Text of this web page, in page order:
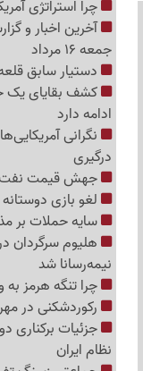
چرا استراتژی
آخرین اخبار و
جمعه 16 مرداد
دستیار سابق
کشف بقایای یک
ادامه دارد
نگرانی
درگیری
جهش قیمت نفت؛ برنت به 83.48
لغو بازی
سایه حملات بر
هلیوم سرگردان
نیمه‌رسانا شد
چرا تنگه هرمز
رکوردشکنی در مهران؛ عبور
جزئیات
نظام ایران